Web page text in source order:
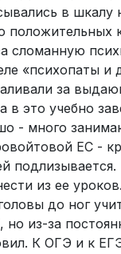
в шкалу
сломанную
«психопаты и
за
в это учебно
- много
ЕС -
из ее
до ног
из-за
К ОГЭ и к